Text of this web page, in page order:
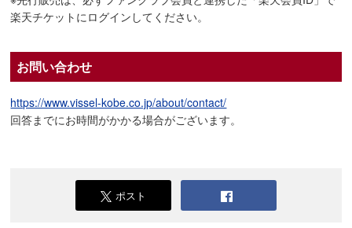
楽天チケットにログインしてください。
お問い合わせ
https://www.vissel-kobe.co.jp/about/contact/
回答までにお時間がかかる場合がございます。
ポスト